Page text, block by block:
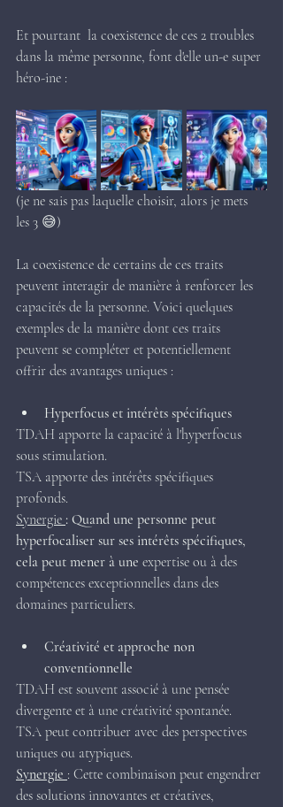
Et pourtant  la coexistence de ces 2 troubles
dans la même personne, font d'elle un-e super
héro-ine :
(je ne sais pas laquelle choisir, alors je mets
les 3 😅)
La coexistence de certains de ces traits
peuvent interagir de manière à renforcer les
capacités de la personne. Voici quelques
exemples de la manière dont ces traits
peuvent se compléter et potentiellement
offrir des avantages uniques :
Hyperfocus et intérêts spécifiques
TDAH apporte la capacité à l'hyperfocus
sous stimulation.
TSA apporte des intérêts spécifiques
profonds.
Synergie : Quand une personne peut
hyperfocaliser sur ses intérêts spécifiques,
cela peut mener à une expertise ou à des
compétences exceptionnelles dans des
domaines particuliers.
Créativité et approche non
conventionnelle
TDAH est souvent associé à une pensée
divergente et à une créativité spontanée.
TSA peut contribuer avec des perspectives
uniques ou atypiques.
Synergie : Cette combinaison peut engendrer
des solutions innovantes et créatives,